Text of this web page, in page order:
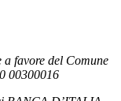
favore del Comune
00300016